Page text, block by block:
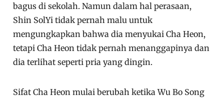
bagus di sekolah. Namun dalam hal perasaan,
Shin SolYi tidak pernah malu untuk
mengungkapkan bahwa dia menyukai Cha Heon,
tetapi Cha Heon tidak pernah menanggapinya dan
dia terlihat seperti pria yang dingin.
Sifat Cha Heon mulai berubah ketika Wu Bo Song